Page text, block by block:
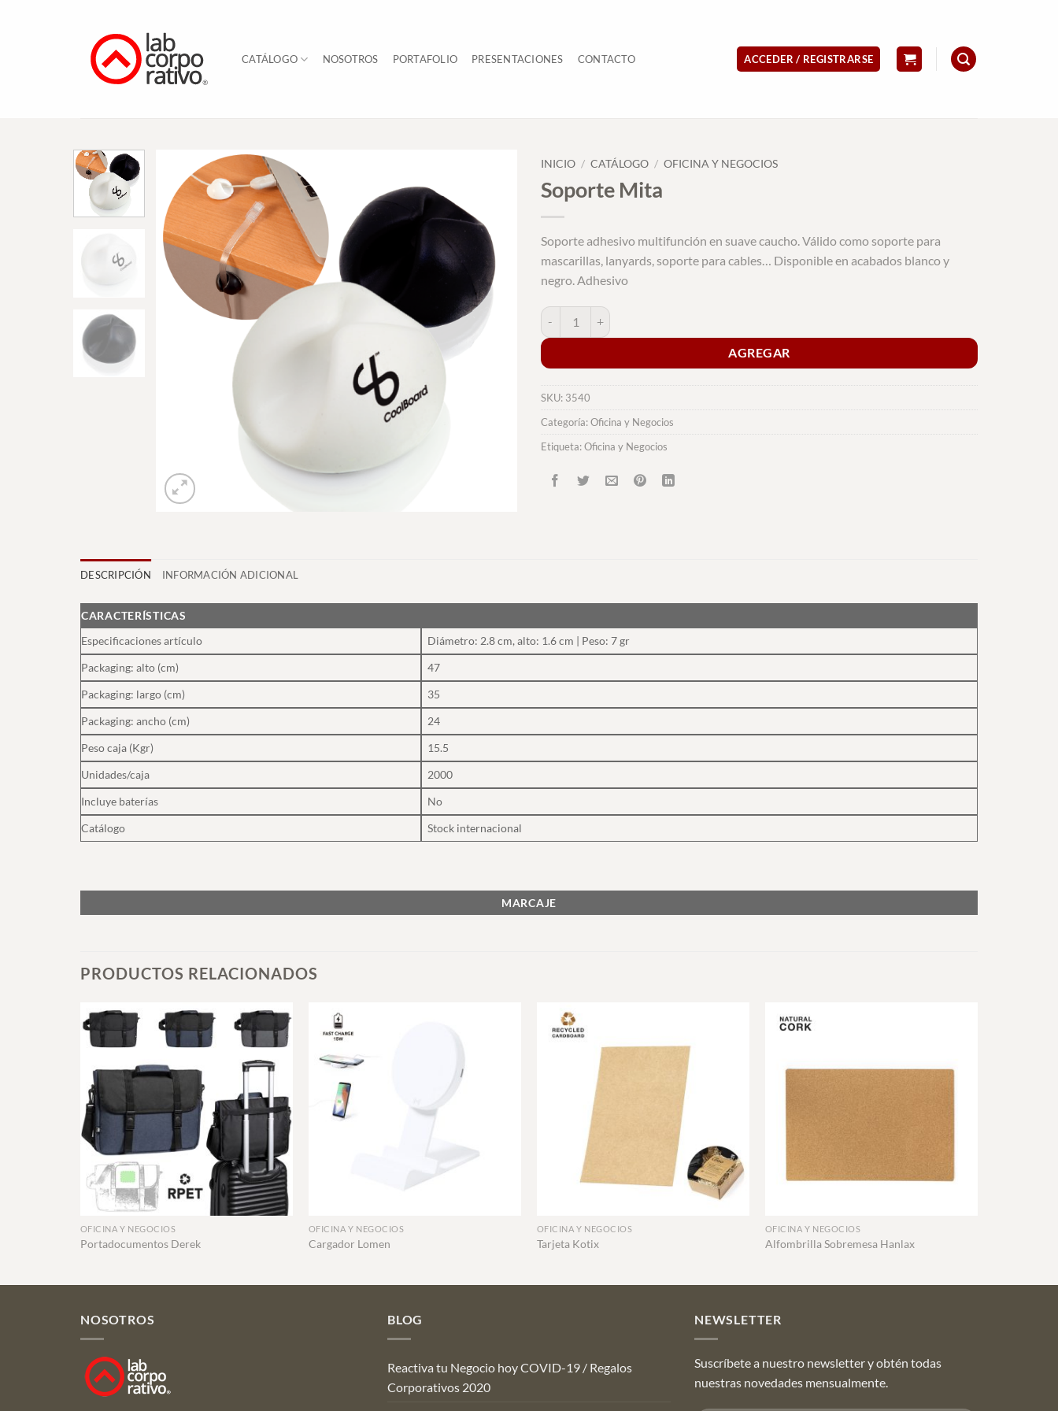
CATÁLOGO NOSOTROS PORTAFOLIO PRESENTACIONES CONTACTO ACCEDER / REGISTRARSE
INICIO / CATÁLOGO / OFICINA Y NEGOCIOS
Soporte Mita
Soporte adhesivo multifunción en suave caucho. Válido como soporte para
mascarillas, lanyards, soporte para cables… Disponible en acabados blanco y
negro. Adhesivo
Soporte Mita cantidad
AGREGAR
SKU: 3540
Categoría:Oficina y Negocios
Etiqueta:Oficina y Negocios
DESCRIPCIÓN INFORMACIÓN ADICIONAL
CARACTERÍSTICAS
Especificaciones artículo
Diámetro: 2.8 cm, alto: 1.6 cm | Peso: 7 gr
Packaging: alto (cm)
47
Packaging: largo (cm)
35
Packaging: ancho (cm)
24
Peso caja (Kgr)
15.5
Unidades/caja
2000
Incluye baterías
No
Catálogo
Stock internacional
MARCAJE
PRODUCTOS RELACIONADOS
OFICINA Y NEGOCIOS
Portadocumentos Derek
OFICINA Y NEGOCIOS
Cargador Lomen
OFICINA Y NEGOCIOS
Tarjeta Kotix
OFICINA Y NEGOCIOS
Alfombrilla Sobremesa Hanlax
NOSOTROS BLOG
Reactiva tu Negocio hoy COVID-19 / Regalos
Corporativos 2020
NEWSLETTER
Suscríbete a nuestro newsletter y obtén todas
nuestras novedades mensualmente.